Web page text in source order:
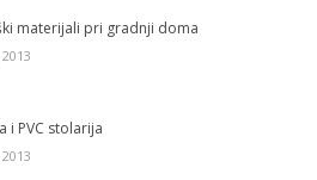
materijali pri gradnji doma
i PVC stolarija